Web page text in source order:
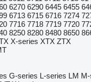
6270 6290 6445 6455
6713 6715 6716 7274
7716 7718 7719 7720
8250 8280 8480 8650
X-series XTX ZTX
G-series L-series LM